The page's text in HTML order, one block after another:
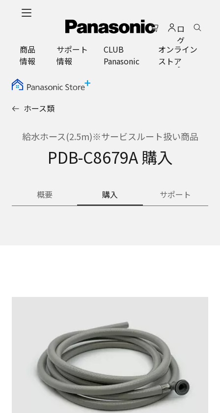
ロ
グ
イ
ン
商品
情報
サポート
情報
CLUB
Panasonic
オンライン
ストア
ホース類
給水ホース(2.5m)※サービスルート扱い商品
PDB-C8679A 購入
概要 購入 サポート